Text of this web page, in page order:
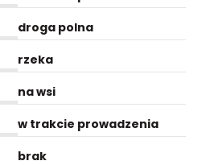
droga polna
rzeka
na wsi
w trakcie prowadzenia
brak